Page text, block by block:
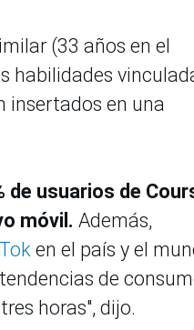
(33 años en el
habilidades
insertados en una
de usuarios de
móvil. Además,
en el país y el
de
horas", dijo.